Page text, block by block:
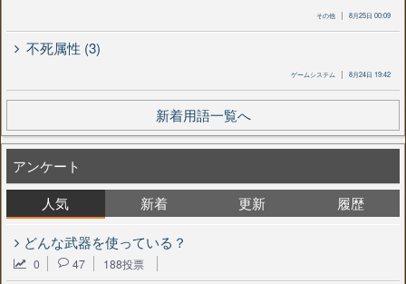
その他 8月25日 00:09
不死属性 (3)
ゲームシステム 8月24日 19:42
新着用語一覧へ
アンケート
人気
新着 更新 履歴
どんな武器を使っている？
0 47 188投票